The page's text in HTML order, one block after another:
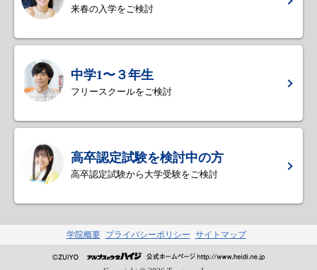
来春の入学をご検討
中学1〜３年生
フリースクールをご検討
高卒認定試験を検討中の方
高卒認定試験から大学受験をご検討
学院概要 プライバシーポリシー サイトマップ